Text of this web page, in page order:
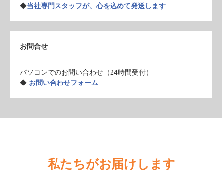
◆当社専門スタッフが、心を込めて発送します
お問合せ
パソコンでのお問い合わせ（24時間受付）
◆ お問い合わせフォーム
私たちがお届けします